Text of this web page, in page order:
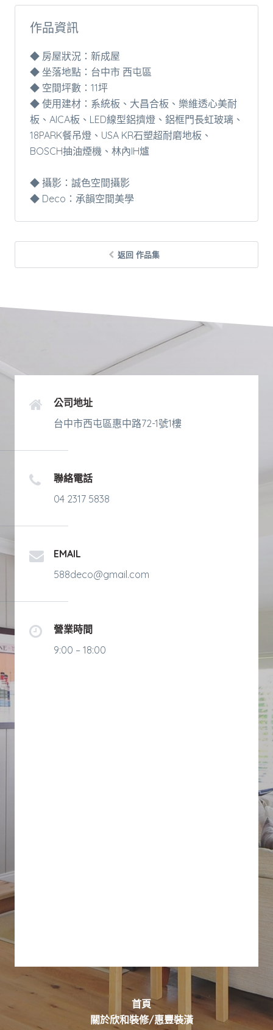
作品資訊
◆ 房屋狀況：新成屋
◆ 坐落地點：台中市 西屯區
◆ 空間坪數：11坪
◆ 使用建材：系統板、大昌合板、樂維透心美耐
板、AICA板、LED線型鋁擠燈、鋁框門長虹玻璃、
18PARK餐吊燈、USA KR石塑超耐磨地板、
BOSCH抽油煙機、林內IH爐
◆ 攝影：誠色空間攝影
◆ Deco：承韻空間美學
返回 作品集
公司地址
台中市西屯區惠中路72-1號1樓
聯絡電話
04 2317 5838
EMAIL
588deco@gmail.com
營業時間
9:00 – 18:00
首頁
關於欣和裝修/惠豐裝潢